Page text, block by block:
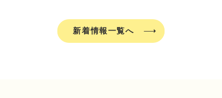
新着情報一覧へ